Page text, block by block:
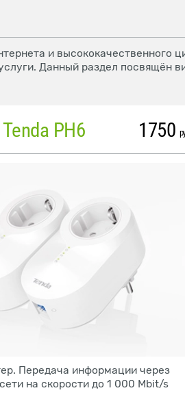
и высококачественного
Данный раздел посвящён
PH6 1750
Передача информации через
на скорости до 1 000 Mbit/s